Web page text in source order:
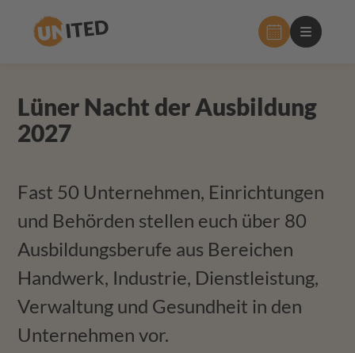
Lüner Nacht der Ausbildung
2027
Fast 50 Unternehmen, Einrichtungen
und Behörden stellen euch über 80
Ausbildungsberufe aus Bereichen
Handwerk, Industrie, Dienstleistung,
Verwaltung und Gesundheit in den
Unternehmen vor.